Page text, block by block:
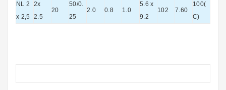
NL 2
x 2,5
2x
2.5
20
50/0.
25
2.0 0.8 1.0
5.6 x
9.2
102 7.60
100(
C)